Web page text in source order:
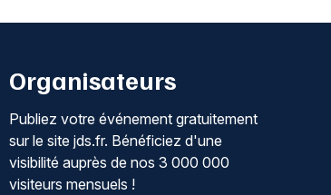
Organisateurs
Publiez votre événement gratuitement
sur le site jds.fr. Bénéficiez d'une
visibilité auprès de nos 3 000 000
visiteurs mensuels !